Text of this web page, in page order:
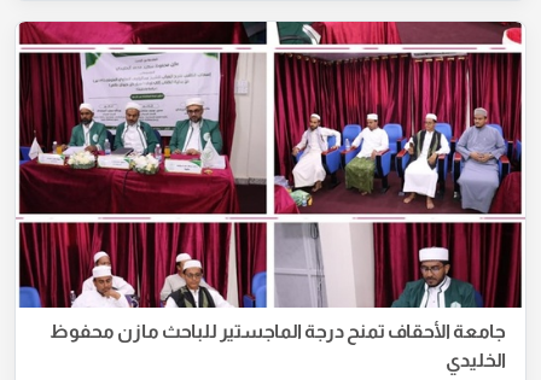
جامعة الأحقاف تمنح درجة الماجستير للباحث مازن محفوظ
الخليدي